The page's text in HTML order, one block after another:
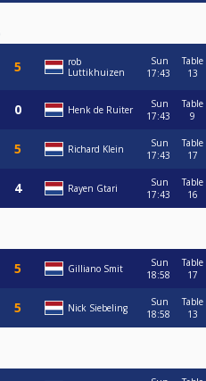
rob
Luttikhuizen
Sun
17:43
Table
13
Henk de Ruiter
Sun
17:43
Table
9
Richard Klein
Sun
17:43
Table
17
Rayen Gtari
Sun
17:43
Table
16
Gilliano Smit
Sun
18:58
Table
17
Nick Siebeling
Sun
18:58
Table
13